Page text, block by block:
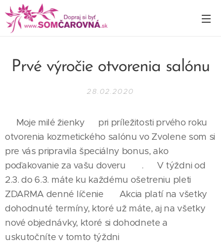
Prvé výročie otvorenia salónu
28.02.2020
💖Moje milé žienky💖 pri príležitosti prvého roku
otvorenia kozmetického salónu vo Zvolene som si
pre vás pripravila špeciálny bonus, ako
poďakovanie za vašu doveru 🎉 . 💄V týždni od
2.3. do 6.3. máte ku každému ošetreniu pleti
ZDARMA denné líčenie 💄 Akcia platí na všetky
dohodnuté termíny, ktoré už máte, aj na všetky
nové objednávky, ktoré si dohodnete a
uskutočníte v tomto týždni💄